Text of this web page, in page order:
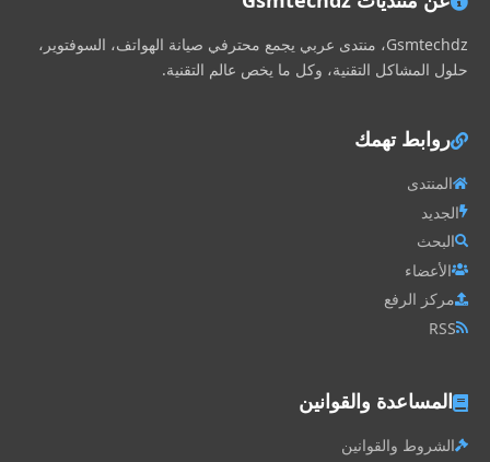
Gsmtechdz، منتدى عربي يجمع محترفي صيانة الهواتف، السوفتوير،
حلول المشاكل التقنية، وكل ما يخص عالم التقنية.
روابط تهمك
المنتدى
الجديد
البحث
الأعضاء
مركز الرفع
RSS
المساعدة والقوانين
الشروط والقوانين